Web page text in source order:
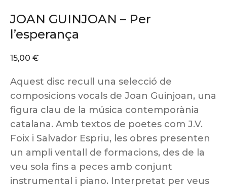
JOAN GUINJOAN – Per
l’esperança
15,00 €
Aquest disc recull una selecció de
composicions vocals de Joan Guinjoan, una
figura clau de la música contemporània
catalana. Amb textos de poetes com J.V.
Foix i Salvador Espriu, les obres presenten
un ampli ventall de formacions, des de la
veu sola fins a peces amb conjunt
instrumental i piano. Interpretat per veus